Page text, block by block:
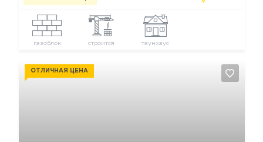
газоблок строится таунхаус
ОТЛИЧНАЯ ЦЕНА